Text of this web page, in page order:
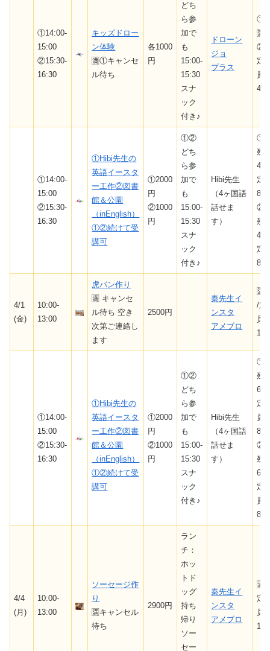
①14:00-
15:00
②15:30-
16:30
キッズドロー
ン体験
🈵①キャンセ
ル待ち
各1000
円
どち
ら参
加で
も
15:00-
15:30
スナ
ック
付き♪
ドローン
ジョ
プラス
①
🈵
②
定
員
4
①14:00-
15:00
②15:30-
16:30
①Hibi先生の
英語イースタ
ー工作②図書
館＆公園
（inEnglish）
①②続けて受
講可
①2000
円
②1000
円
①②
どち
ら参
加で
も
15:00-
15:30
スナ
ック
付き♪
Hibi先生
（4ヶ国語
話せま
す）
①
残
4/
定
8
②
残
4/
定
8
4/1
(金)
10:00-
13:00
虎パン作り
🈵 キャンセ
ル待ち 空き
次第ご連絡し
ます
2500円
秦先生イ
ンスタ
アメブロ
🈵
/定
員
10
①14:00-
15:00
②15:30-
16:30
①Hibi先生の
英語イースタ
ー工作②図書
館＆公園
（inEnglish）
①②続けて受
講可
①2000
円
②1000
円
①②
どち
ら参
加で
も
15:00-
15:30
スナ
ック
付き♪
Hibi先生
（4ヶ国語
話せま
す）
①
残
6/
定
員
8
②
残
6/
定
員
8
4/4
(月)
10:00-
13:00
ソーセージ作
り
🈵キャンセル
待ち
2900円
ラン
チ：
ホッ
トド
ッグ
持ち
帰り
ソー
セー
秦先生イ
ンスタ
アメブロ
🈵
定
員
10